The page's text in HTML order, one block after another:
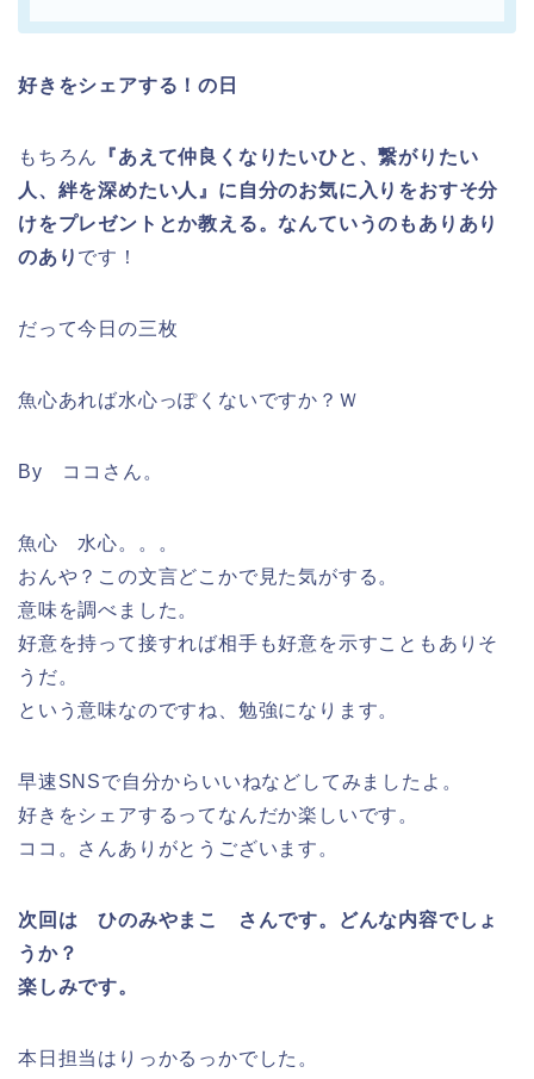
好きをシェアする！の日
もちろん
『あえて仲良くなりたいひと、繋がりたい
人、絆を深めたい人』に自分のお気に入りをおすそ分
けをプレゼントとか教える。なんていうのもありあり
のあり です！
だって今日の三枚
魚心あれば水心っぽくないですか？Ｗ
By ココさん。
魚心 水心。。。
おんや？この文言どこかで見た気がする。
意味を調べました。
好意を持って接すれば相手も好意を示すこともありそ
うだ。
という意味なのですね、勉強になります。
早速SNSで自分からいいねなどしてみましたよ。
好きをシェアするってなんだか楽しいです。
ココ。さんありがとうございます。
次回は ひのみやまこ さんです。
どんな内容でしょ
うか？
楽しみです。
本日担当はりっかるっかでした。